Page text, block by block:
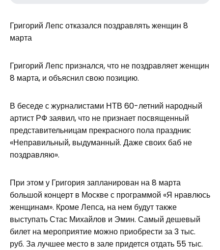
Григорий Лепс отказался поздравлять женщин 8
марта
Григорий Лепс признался, что не поздравляет женщин
8 марта, и объяснил свою позицию.
В беседе с журналистами НТВ 60-летний народный
артист РФ заявил, что не признает посвященный
представительницам прекрасного пола праздник:
«Неправильный, выдуманный. Даже своих баб не
поздравляю».
При этом у Григория запланирован на 8 марта
большой концерт в Москве с программой «Я нравлюсь
женщинам». Кроме Лепса, на нем будут также
выступать Стас Михайлов и Эмин. Самый дешевый
билет на мероприятие можно приобрести за 3 тыс.
руб. За лучшее место в зале придется отдать 55 тыс.